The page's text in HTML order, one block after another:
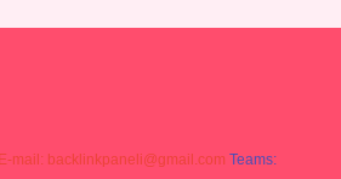
E-mail: backlinkpaneli@gmail.com Teams: